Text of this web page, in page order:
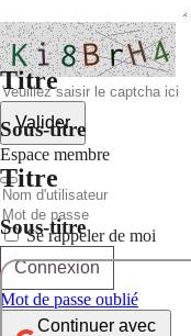
Titre
Sous-titre
Titre
Sous-titre
Valider
Espace membre
Se rappeler de moi
Connexion
Mot de passe oublié
Continuer avec